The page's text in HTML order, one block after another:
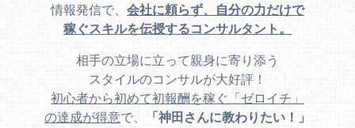
情報発信で、 会社に頼らず、自分の力だけで
稼ぐスキルを伝授するコンサルタント。
相手の立場に立って親身に寄り添う
スタイルのコンサルが大好評！
初心者から初めて初報酬を稼ぐ「ゼロイチ」
の達成が得意で、
「神田さんに教わりたい！」